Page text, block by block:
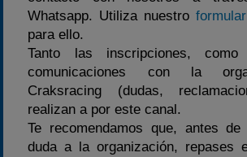
Whatsapp. Utiliza nuestro
para ello.
Tanto las inscripciones,
comunicaciones con la
Craksracing (dudas,
realizan a por este canal.
Te recomendamos que, antes de
duda a la organización, repases